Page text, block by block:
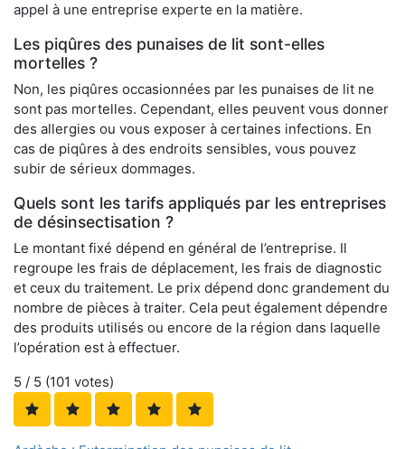
appel à une entreprise experte en la matière.
Les piqûres des punaises de lit sont-elles
mortelles ?
Non, les piqûres occasionnées par les punaises de lit ne
sont pas mortelles. Cependant, elles peuvent vous donner
des allergies ou vous exposer à certaines infections. En
cas de piqûres à des endroits sensibles, vous pouvez
subir de sérieux dommages.
Quels sont les tarifs appliqués par les entreprises
de désinsectisation ?
Le montant fixé dépend en général de l’entreprise. Il
regroupe les frais de déplacement, les frais de diagnostic
et ceux du traitement. Le prix dépend donc grandement du
nombre de pièces à traiter. Cela peut également dépendre
des produits utilisés ou encore de la région dans laquelle
l’opération est à effectuer.
5 / 5 (101 votes)